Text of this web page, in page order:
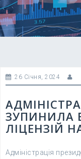
26 Січня, 2024
ЗУПИНИЛА
ЛІЦЕНЗІЙ
Адміністрація